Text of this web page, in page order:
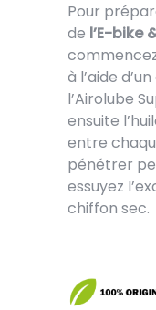
Pour
de l’E-bike
à l’aide
l’Airolube
ensuite
entre
pénétrer
essuyez
chiffon sec.